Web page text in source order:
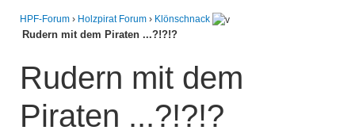
HPF-Forum › Holzpirat Forum › Klönschnack
Rudern mit dem Piraten ...?!?!?
Rudern mit dem
Piraten ...?!?!?